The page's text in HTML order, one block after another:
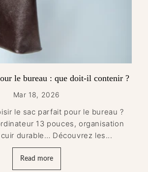
le bureau : que doit-il contenir ?
Mar 18, 2026
le sac parfait pour le bureau ?
13 pouces, organisation
durable… Découvrez les...
Read more